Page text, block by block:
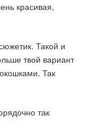
красивая,
Такой и
твой вариант
Так
так